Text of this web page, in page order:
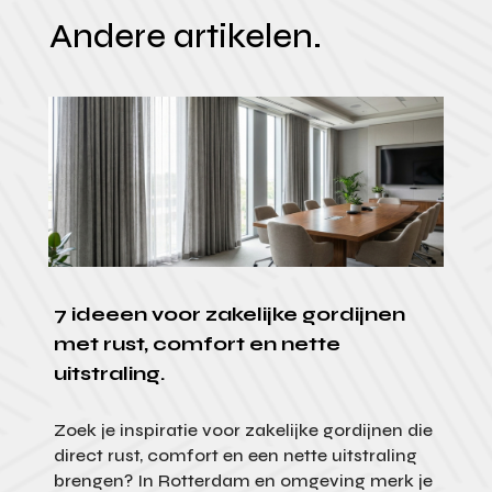
Andere artikelen.
7 ideeen voor zakelijke gordijnen
met rust, comfort en nette
uitstraling.
Zoek je inspiratie voor zakelijke gordijnen die
direct rust, comfort en een nette uitstraling
brengen? In Rotterdam en omgeving merk je